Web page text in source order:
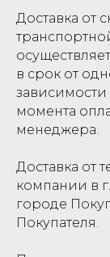
Доставка от
в срок от
зависимости
момента
менеджера.
Доставка от
компании в
городе
Покупателя.